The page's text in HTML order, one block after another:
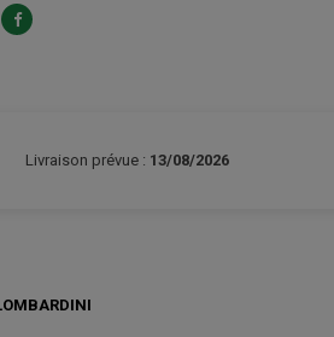
Livraison prévue : 13/08/2026